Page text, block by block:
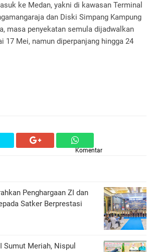
ke Medan, yakni di kawasan Terminal
dan Diski Simpang Kampung
masa penyekatan semula dijadwalkan
17 Mei, namun diperpanjang hingga 24
Komentar
Penghargaan ZI dan
Satker Berprestasi
Sumut Meriah, Nispul